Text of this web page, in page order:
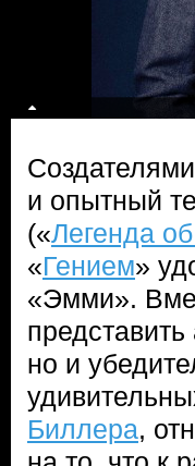
и опытный
(«Легенда
«Гением»
«Эмми».
но и
Биллера,